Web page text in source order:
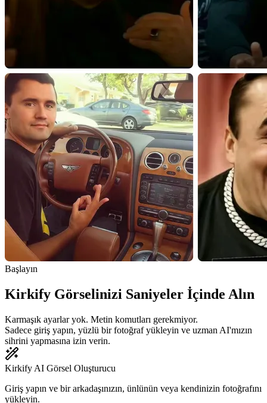
Başlayın
Kirkify Görselinizi Saniyeler İçinde Alın
Karmaşık ayarlar yok. Metin komutları gerekmiyor.
Sadece giriş yapın, yüzlü bir fotoğraf yükleyin ve uzman AI'mızın
sihrini yapmasına izin verin.
Kirkify AI Görsel Oluşturucu
Giriş yapın ve bir arkadaşınızın, ünlünün veya kendinizin fotoğrafını
yükleyin.